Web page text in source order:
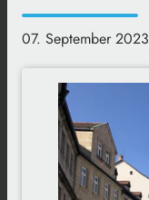
07. September 2023